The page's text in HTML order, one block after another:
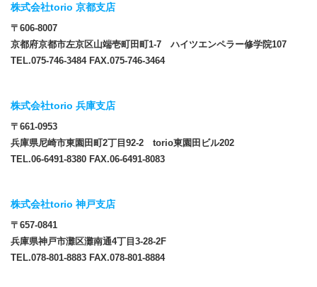
株式会社torio 京都支店
〒606-8007
京都府京都市左京区山端壱町田町1-7 ハイツエンペラー修学院107
TEL.075-746-3484 FAX.075-746-3464
株式会社torio 兵庫支店
〒661-0953
兵庫県尼崎市東園田町2丁目92-2 torio東園田ビル202
TEL.06-6491-8380 FAX.06-6491-8083
株式会社torio 神戸支店
〒657-0841
兵庫県神戸市灘区灘南通4丁目3-28-2F
TEL.078-801-8883 FAX.078-801-8884